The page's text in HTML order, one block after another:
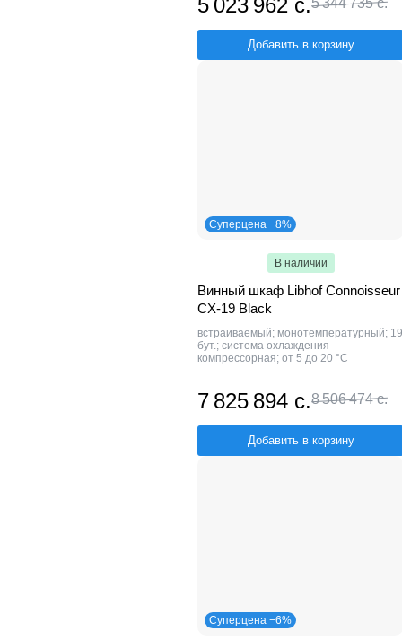
5 023 962 с.5 344 735 с.
Добавить в корзину
Суперцена −8%
В наличии
Винный шкаф Libhof Connoisseur
CX-19 Black
встраиваемый; монотемпературный; 19
бут.; система охлаждения
компрессорная; от 5 до 20 °C
7 825 894 с.8 506 474 с.
Добавить в корзину
Суперцена −6%